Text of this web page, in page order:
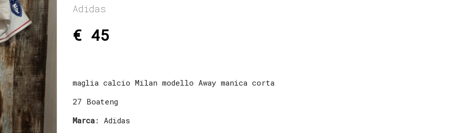
Adidas
€ 45
maglia calcio Milan modello Away manica corta
27 Boateng
Marca : Adidas